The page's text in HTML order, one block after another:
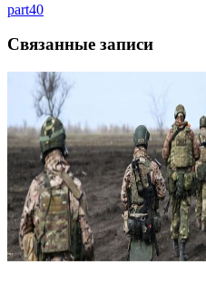
part40
Связанные записи